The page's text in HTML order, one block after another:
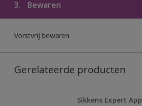
3. Bewaren
Vorstvrij bewaren
Gerelateerde producten
Sikkens Expert App